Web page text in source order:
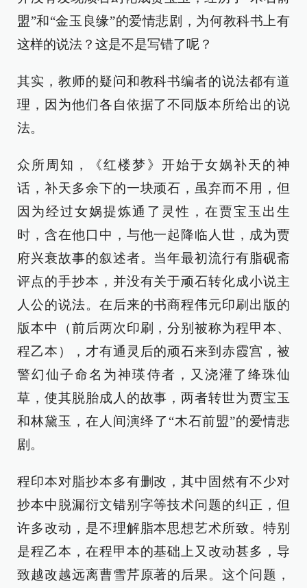
盟”和“金玉良缘”的爱情悲剧，为何教科书上有
这样的说法？这是不是写错了呢？
其实，教师的疑问和教科书编者的说法都有道
理，因为他们各自依据了不同版本所给出的说
法。
众所周知，《红楼梦》开始于女娲补天的神
话，补天多余下的一块顽石，虽弃而不用，但
因为经过女娲提炼通了灵性，在贾宝玉出生
时，含在他口中，与他一起降临人世，成为贾
府兴衰故事的叙述者。当年最初流行有脂砚斋
评点的手抄本，并没有关于顽石转化成小说主
人公的说法。在后来的书商程伟元印刷出版的
版本中（前后两次印刷，分别被称为程甲本、
程乙本），才有通灵后的顽石来到赤霞宫，被
警幻仙子命名为神瑛侍者，又浇灌了绛珠仙
草，使其脱胎成人的故事，两者转世为贾宝玉
和林黛玉，在人间演绎了“木石前盟”的爱情悲
剧。
程印本对脂抄本多有删改，其中固然有不少对
抄本中脱漏衍文错别字等技术问题的纠正，但
许多改动，是不理解脂本思想艺术所致。特别
是程乙本，在程甲本的基础上又改动甚多，导
致越改越远离曹雪芹原著的后果。这个问题，